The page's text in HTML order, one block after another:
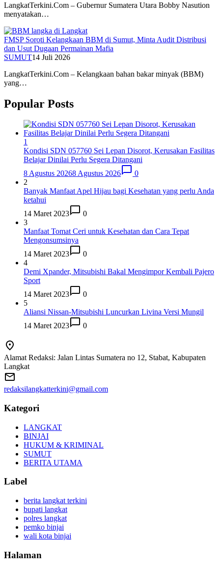
LangkatTerkini.Com – Gubernur Sumatera Utara Bobby Nasution
menyatakan…
FMSP Soroti Kelangkaan BBM di Sumut, Minta Audit Distribusi
dan Usut Dugaan Permainan Mafia
SUMUT14 Juli 2026
LangkatTerkini.Com – Kelangkaan bahan bakar minyak (BBM)
yang…
Popular Posts
1
Kondisi SDN 057760 Sei Lepan Disorot, Kerusakan Fasilitas
Belajar Dinilai Perlu Segera Ditangani
8 Agustus 20268 Agustus 2026
0
2
Banyak Manfaat Apel Hijau bagi Kesehatan yang perlu Anda
ketahui
14 Maret 2023
0
3
Manfaat Tomat Ceri untuk Kesehatan dan Cara Tepat
Mengonsumsinya
14 Maret 2023
0
4
Demi Xpander, Mitsubishi Bakal Mengimpor Kembali Pajero
Sport
14 Maret 2023
0
5
Aliansi Nissan-Mitsubishi Luncurkan Livina Versi Mungil
14 Maret 2023
0
Alamat Redaksi: Jalan Lintas Sumatera no 12, Stabat, Kabupaten
Langkat
redaksilangkatterkini@gmail.com
Kategori
LANGKAT
BINJAI
HUKUM & KRIMINAL
SUMUT
BERITA UTAMA
Label
berita langkat terkini
bupati langkat
polres langkat
pemko binjai
wali kota binjai
Halaman